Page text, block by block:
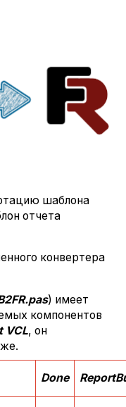
шаблона
отчета
конвертера
pas) имеет
компонентов
VCL, он
Done